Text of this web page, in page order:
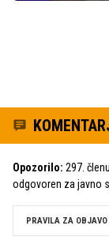
Opozorilo: 297.
odgovoren za javno
PRAVILA ZA